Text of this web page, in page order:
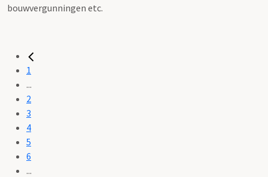
bouwvergunningen etc.
1
...
2
3
4
5
6
...